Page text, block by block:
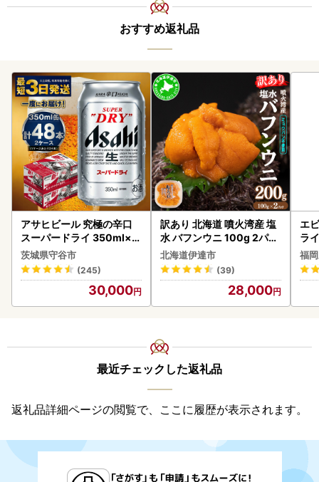
おすすめ返礼品
アサヒビール 究極の辛口
スーパードライ 350ml×4
8本 ビール
茨城県守谷市
(245)
30,000
訳あり 北海道 噴火湾産 塩
水 バフンウニ 100g 2パッ
ク 計200g 《アフター保証
付き》うに ウニ 雲丹 海鮮
海の幸 魚介類 ウニ丼 お寿
司 濃厚 無添加 産地直送 お
取り寄せ 山村水産 送料無
北海道伊達市
(39)
28,000
エ
ライ
福
最近チェックした返礼品
返礼品詳細ページの閲覧で、ここに履歴が表示されます。